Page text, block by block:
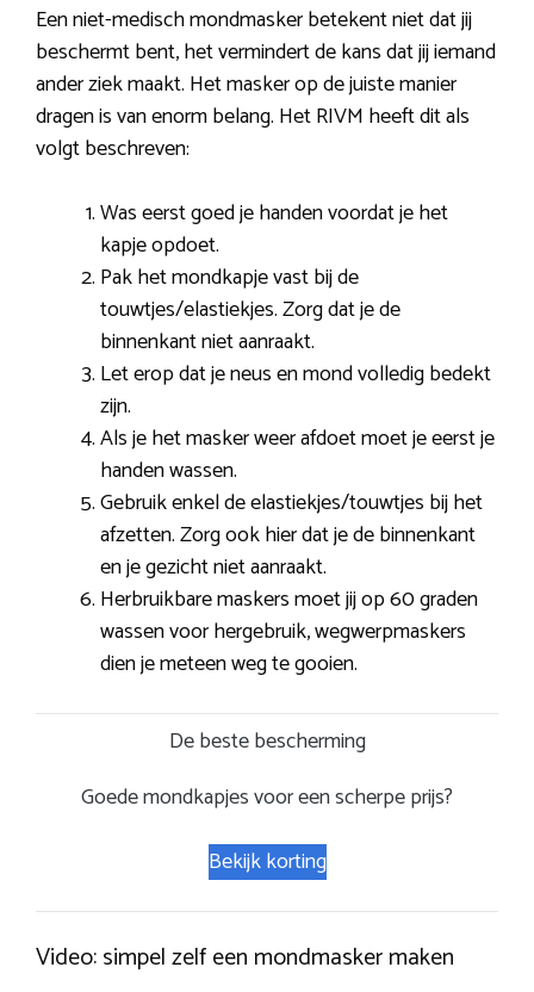
Een niet-medisch mondmasker betekent niet dat jij
beschermt bent, het vermindert de kans dat jij iemand
ander ziek maakt. Het masker op de juiste manier
dragen is van enorm belang. Het RIVM heeft dit als
volgt beschreven:
Was eerst goed je handen voordat je het
kapje opdoet.
Pak het mondkapje vast bij de
touwtjes/elastiekjes. Zorg dat je de
binnenkant niet aanraakt.
Let erop dat je neus en mond volledig bedekt
zijn.
Als je het masker weer afdoet moet je eerst je
handen wassen.
Gebruik enkel de elastiekjes/touwtjes bij het
afzetten. Zorg ook hier dat je de binnenkant
en je gezicht niet aanraakt.
Herbruikbare maskers moet jij op 60 graden
wassen voor hergebruik, wegwerpmaskers
dien je meteen weg te gooien.
De beste bescherming
Goede mondkapjes voor een scherpe prijs?
Bekijk korting
Video: simpel zelf een mondmasker maken